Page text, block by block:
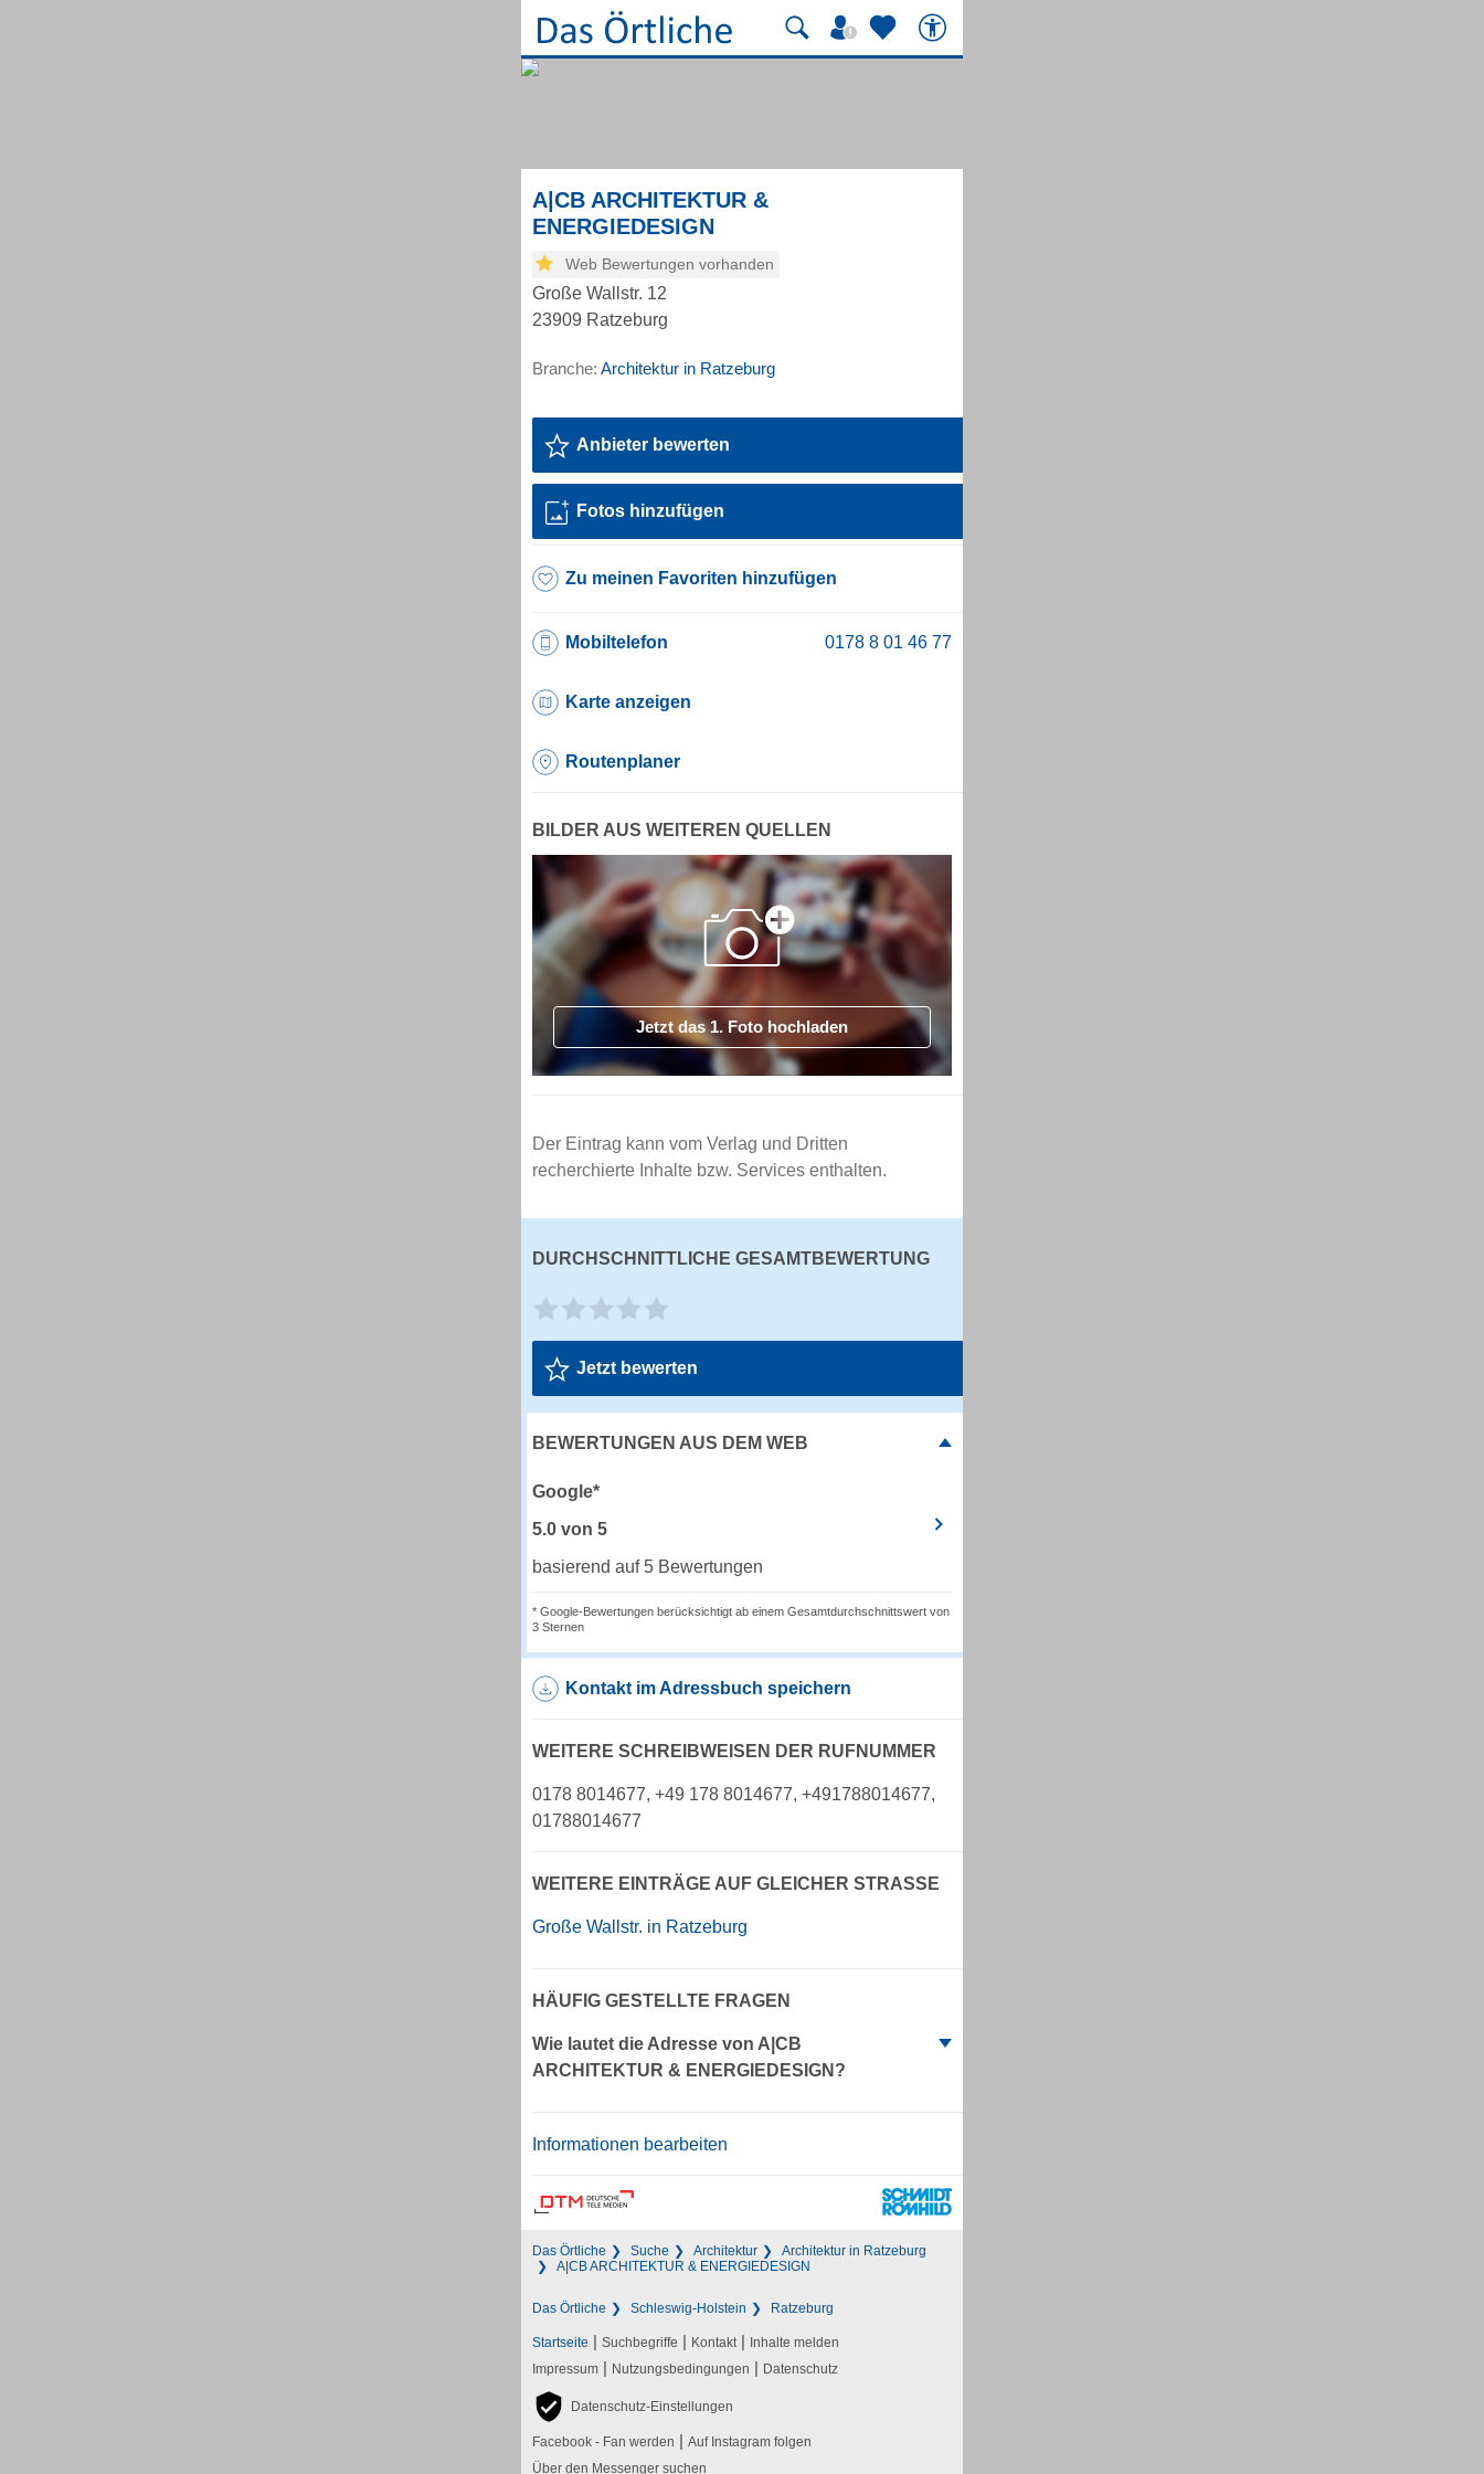
A|CB ARCHITEKTUR &
ENERGIEDESIGN
Web Bewertungen vorhanden
Große Wallstr. 12
23909 Ratzeburg
Branche: Architektur in Ratzeburg
Anbieter bewerten
Fotos hinzufügen
Zu meinen Favoriten hinzufügen
Mobiltelefon
Karte anzeigen
Routenplaner
BILDER AUS WEITEREN QUELLEN
Jetzt das 1. Foto hochladen
Der Eintrag kann vom Verlag und Dritten
recherchierte Inhalte bzw. Services enthalten.
DURCHSCHNITTLICHE GESAMTBEWERTUNG
Jetzt bewerten
BEWERTUNGEN AUS DEM WEB
Google*
5.0 von 5
basierend auf 5 Bewertungen
* Google-Bewertungen berücksichtigt ab einem Gesamtdurchschnittswert von
3 Sternen
Kontakt im Adressbuch speichern
WEITERE SCHREIBWEISEN DER RUFNUMMER
0178 8014677, +49 178 8014677, +491788014677,
01788014677
WEITERE EINTRÄGE AUF GLEICHER STRASSE
Große Wallstr. in Ratzeburg
HÄUFIG GESTELLTE FRAGEN
Wie lautet die Adresse von A|CB
ARCHITEKTUR & ENERGIEDESIGN?
Informationen bearbeiten
Das Örtliche Suche Architektur
Architektur in Ratzeburg
A|CB ARCHITEKTUR & ENERGIEDESIGN
Das Örtliche Schleswig-Holstein Ratzeburg
Startseite | Suchbegriffe | Kontakt | Inhalte melden
Impressum | Nutzungsbedingungen | Datenschutz
Datenschutz-Einstellungen
Facebook - Fan werden | Auf Instagram folgen
Über den Messenger suchen